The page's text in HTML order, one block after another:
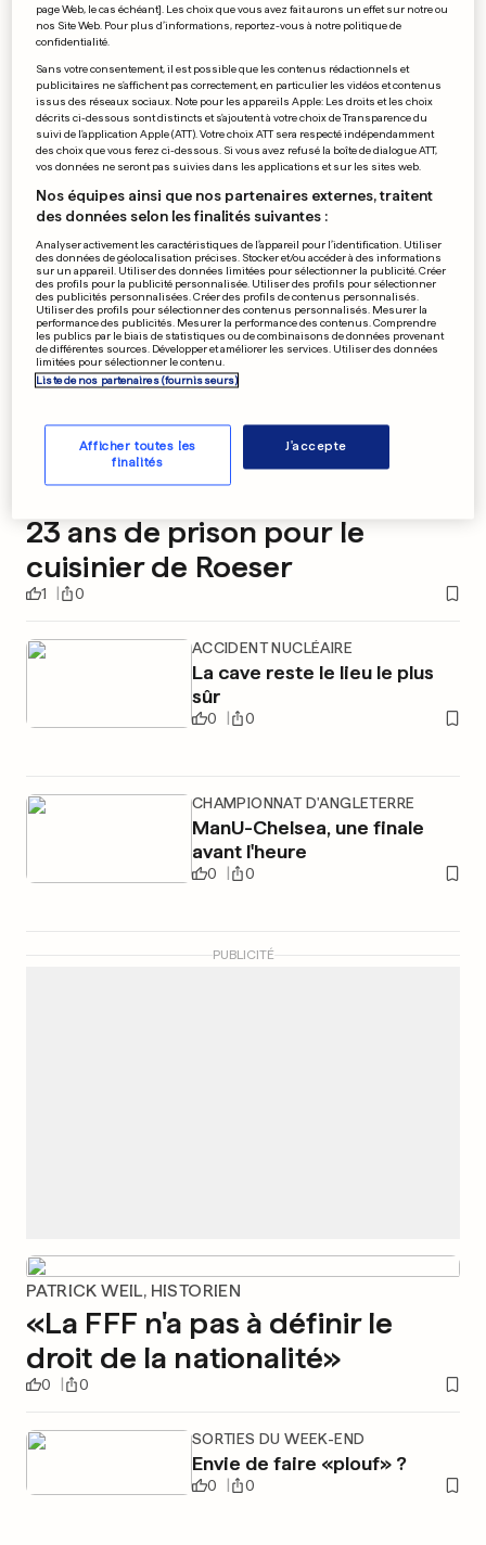
LIGUE DES CHAMPIONS
Mourinho suspendu pour 4
matches
0 0
PUBLICITÉ
23 ans de prison pour le
cuisinier de Roeser
1 0
ACCIDENT NUCLÉAIRE
La cave reste le lieu le plus
sûr
0 0
CHAMPIONNAT D'ANGLETERRE
ManU-Chelsea, une finale
avant l'heure
0 0
PUBLICITÉ
PATRICK WEIL, HISTORIEN
«La FFF n'a pas à définir le
droit de la nationalité»
0 0
SORTIES DU WEEK-END
Envie de faire «plouf» ?
0 0
page Web, le cas échéant]. Les choix que vous avez fait aurons un effet sur notre ou
nos Site Web. Pour plus d’informations, reportez-vous à notre politique de
confidentialité.
Sans votre consentement, il est possible que les contenus rédactionnels et
publicitaires ne s'affichent pas correctement, en particulier les vidéos et contenus
issus des réseaux sociaux. Note pour les appareils Apple: Les droits et les choix
décrits ci-dessous sont distincts et s'ajoutent à votre choix de Transparence du
suivi de l'application Apple (ATT). Votre choix ATT sera respecté indépendamment
des choix que vous ferez ci-dessous. Si vous avez refusé la boîte de dialogue ATT,
vos données ne seront pas suivies dans les applications et sur les sites web.
Nos équipes ainsi que nos partenaires externes, traitent
des données selon les finalités suivantes :
Analyser activement les caractéristiques de l’appareil pour l’identification. Utiliser
des données de géolocalisation précises. Stocker et/ou accéder à des informations
sur un appareil. Utiliser des données limitées pour sélectionner la publicité. Créer
des profils pour la publicité personnalisée. Utiliser des profils pour sélectionner
des publicités personnalisées. Créer des profils de contenus personnalisés.
Utiliser des profils pour sélectionner des contenus personnalisés. Mesurer la
performance des publicités. Mesurer la performance des contenus. Comprendre
les publics par le biais de statistiques ou de combinaisons de données provenant
de différentes sources. Développer et améliorer les services. Utiliser des données
limitées pour sélectionner le contenu.
Liste de nos partenaires (fournisseurs)
Afficher toutes les
finalités
J'accepte